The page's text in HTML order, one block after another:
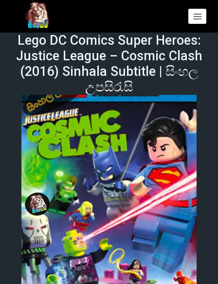
Lego DC Comics Super Heroes:
Justice League – Cosmic Clash
(2016) Sinhala Subtitle | සිංහල
උපසිරැසි